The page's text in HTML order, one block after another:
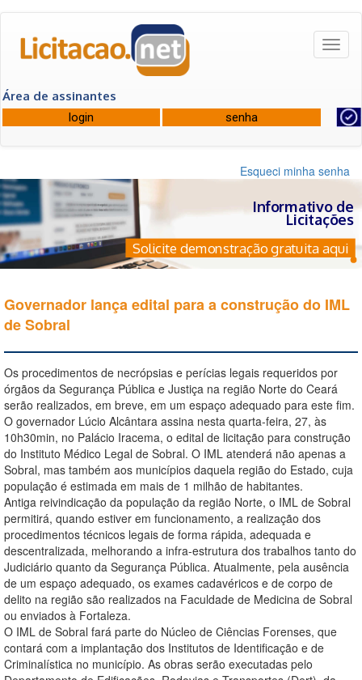
Área de assinantes
Esqueci minha senha
Informativo de
Licitações
Solicite demonstração gratuita aqui
Governador lança edital para a construção do IML
de Sobral
Os procedimentos de necrópsias e perícias legais requeridos por
órgãos da Segurança Pública e Justiça na região Norte do Ceará
serão realizados, em breve, em um espaço adequado para este fim.
O governador Lúcio Alcântara assina nesta quarta-feira, 27, às
10h30min, no Palácio Iracema, o edital de licitação para construção
do Instituto Médico Legal de Sobral. O IML atenderá não apenas a
Sobral, mas também aos municípios daquela região do Estado, cuja
população é estimada em mais de 1 milhão de habitantes.
Antiga reivindicação da população da região Norte, o IML de Sobral
permitirá, quando estiver em funcionamento, a realização dos
procedimentos técnicos legais de forma rápida, adequada e
descentralizada, melhorando a infra-estrutura dos trabalhos tanto do
Judiciário quanto da Segurança Pública. Atualmente, pela ausência
de um espaço adequado, os exames cadavéricos e de corpo de
delito na região são realizados na Faculdade de Medicina de Sobral
ou enviados à Fortaleza.
O IML de Sobral fará parte do Núcleo de Ciências Forenses, que
contará com a implantação dos Institutos de Identificação e de
Criminalística no município. As obras serão executadas pelo